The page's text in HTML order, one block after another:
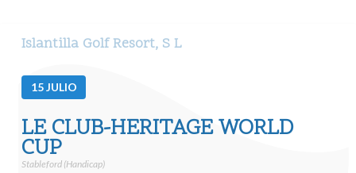
Islantilla Golf Resort, S L
15JULIO
LE CLUB-HERITAGE WORLD
CUP
Stableford (Handicap)